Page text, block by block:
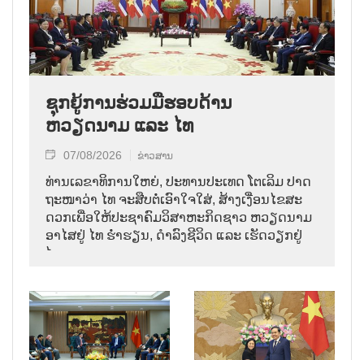
ຊຸກຍູ້ການຮ່ວມມືຮອບດ້ານ
ຫວຽດນາມ ແລະ ໄທ
07/08/2026 ຂ່າວສານ
ທ່ານ​ເລ​ຂາ​ທິ​ການ​ໃຫຍ່, ປະ​ທານ​ປະ​ເທດ ໂຕ​ເລິມ ປາດ​
ຖະ​ໜາ​ວ່າ ໄທ​ ຈະ​ສືບ​ຕໍ່​ເອົາ​ໃຈ​ໃສ່, ສ້າງ​ເງື່ອນ​ໄຂ​ສະ​
ດວກ​ເພື່ອ​ໃຫ້​ປະ​ຊາ​ຄົມ​ວ​ິ​ສາ​ຫະ​ກິດ​ຊາວ ຫວຽດ​ນາມ
ອາ​ໄສ​ຢູ່ ໄທ ຮ່ຳ​ຮຽນ, ດຳ​ລົງ​ຊີ​ວິດ ແລະ ເຮັດ​ວຽກ​ຢູ່​
ໄທ.